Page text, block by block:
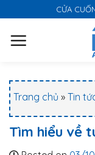
k
CỬA
Trang chủ » Tin
Tìm hiểu về